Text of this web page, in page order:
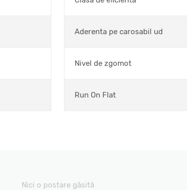
Aderenta pe carosabil ud
Nivel de zgomot
Run On Flat
Nici o postare găsită